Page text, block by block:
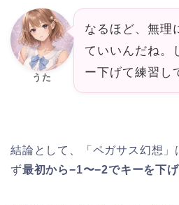
うた
なるほど、無理
ていいんだね。
ー下げて練習し
結論として、「ペガサス幻想」
ず最初から−1〜−2でキーを下